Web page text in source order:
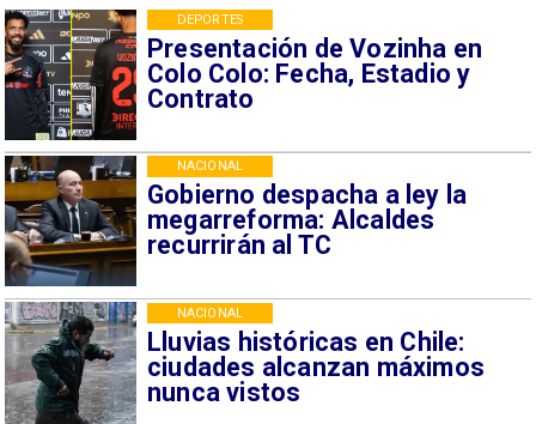
Presentación de Vozinha en
Colo Colo: Fecha, Estadio y
Contrato
DEPORTES
Gobierno despacha a ley la
megarreforma: Alcaldes
recurrirán al TC
NACIONAL
Lluvias históricas en Chile:
ciudades alcanzan máximos
nunca vistos
NACIONAL